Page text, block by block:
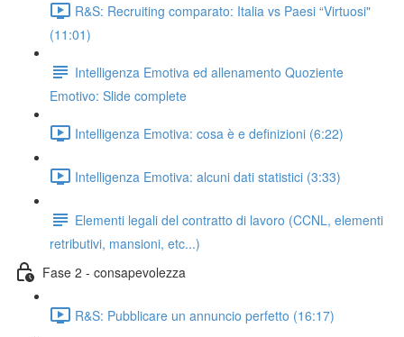
R&S: Recruiting comparato: Italia vs Paesi “Virtuosi"
(11:01)
Intelligenza Emotiva ed allenamento Quoziente
Emotivo: Slide complete
Intelligenza Emotiva: cosa è e definizioni (6:22)
Intelligenza Emotiva: alcuni dati statistici (3:33)
Elementi legali del contratto di lavoro (CCNL, elementi
retributivi, mansioni, etc...)
Fase 2 - consapevolezza
R&S: Pubblicare un annuncio perfetto (16:17)